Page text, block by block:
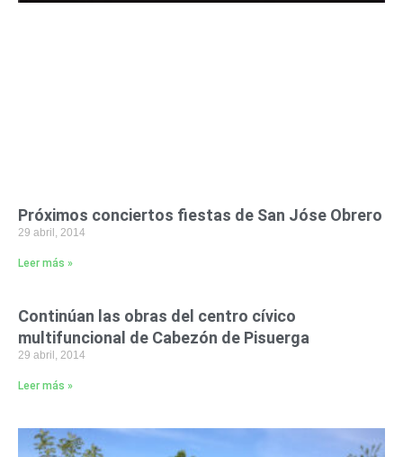
Próximos conciertos fiestas de San Jóse Obrero
29 abril, 2014
Leer más »
Continúan las obras del centro cívico
multifuncional de Cabezón de Pisuerga
29 abril, 2014
Leer más »